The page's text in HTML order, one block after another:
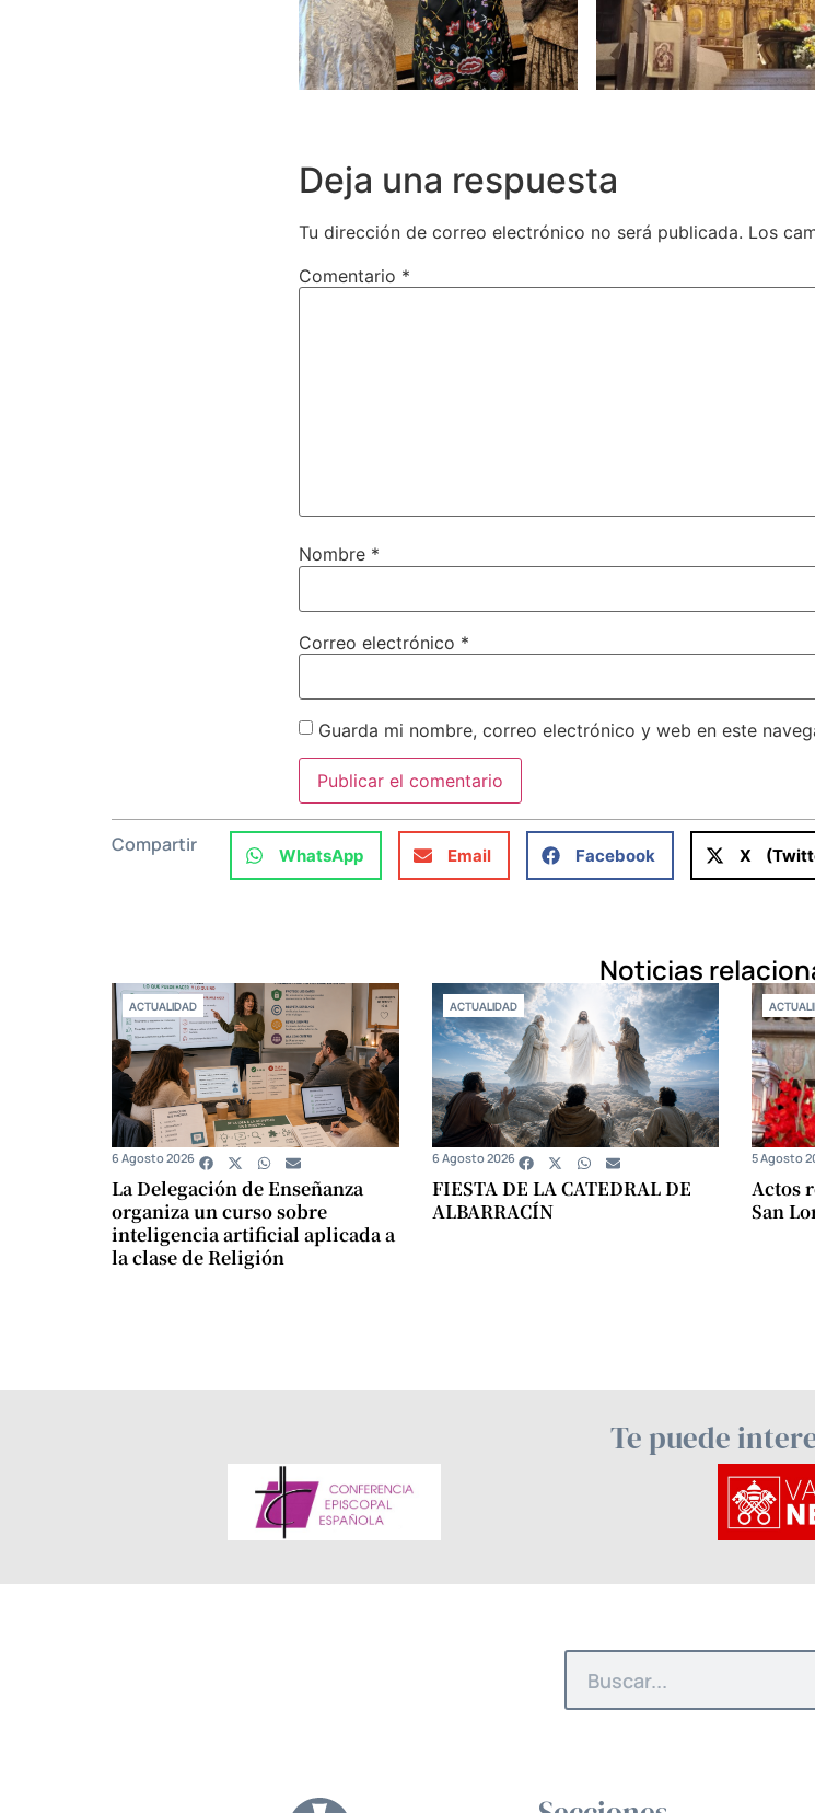
Deja una respuesta
Tu dirección de correo electrónico no será publicada. Los
Comentario *
Nombre *
Correo electrónico *
Guarda mi nombre, correo electrónico y web en este
Compartir WhatsApp Email Facebook X
Noticias
ACTUALIDAD
La Delegación de Enseñanza
organiza un curso sobre
inteligencia artificial aplicada a
la clase de Religión
6 Agosto 2026
ACTUALIDAD
FIESTA DE LA CATEDRAL DE
ALBARRACÍN
6 Agosto 2026
Actos
San
5 Agosto
Te puede